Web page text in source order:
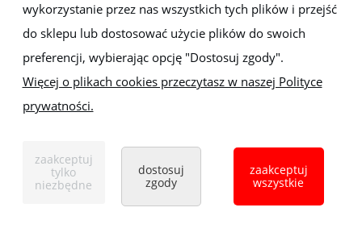
Handlowa 1, 35-103 Rzeszów
Tel:
+48 17 853 90 49 +48 668 191 214
wykorzystanie przez nas wszystkich tych plików i przejść
do sklepu lub dostosować użycie plików do swoich
preferencji, wybierając opcję "Dostosuj zgody".
Więcej o plikach cookies przeczytasz w naszej Polityce
prywatności.
zaakceptuj
tylko
niezbędne
dostosuj
zgody
zaakceptuj
wszystkie